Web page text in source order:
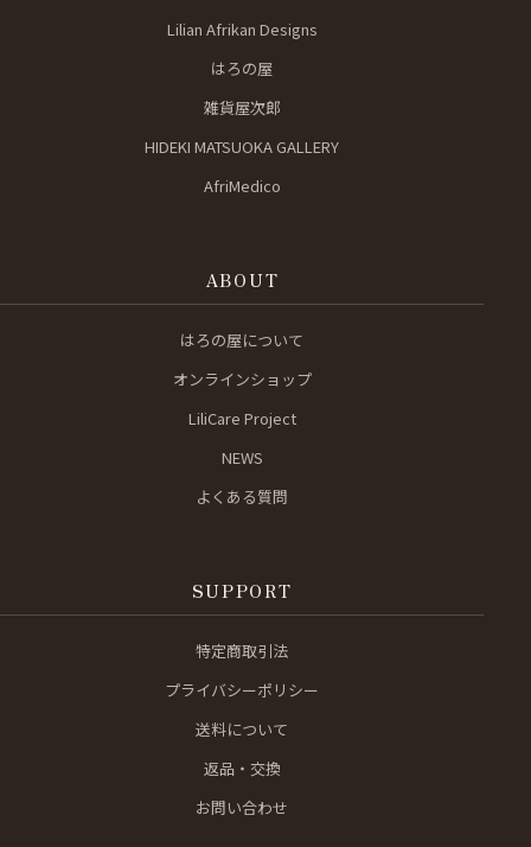
Lilian Afrikan Designs
はろの屋
雑貨屋次郎
HIDEKI MATSUOKA GALLERY
AfriMedico
ABOUT
はろの屋について
オンラインショップ
LiliCare Project
NEWS
よくある質問
SUPPORT
特定商取引法
プライバシーポリシー
送料について
返品・交換
お問い合わせ